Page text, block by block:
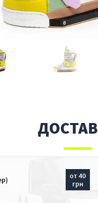
от 40
грн